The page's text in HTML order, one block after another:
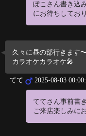
ぽこさん書き込
にお待ちしてお
久々に昼の部行きます〜
カラオケカラオケ🎤
てて 2025-08-03
ててさん事前書
ご来店楽しみに